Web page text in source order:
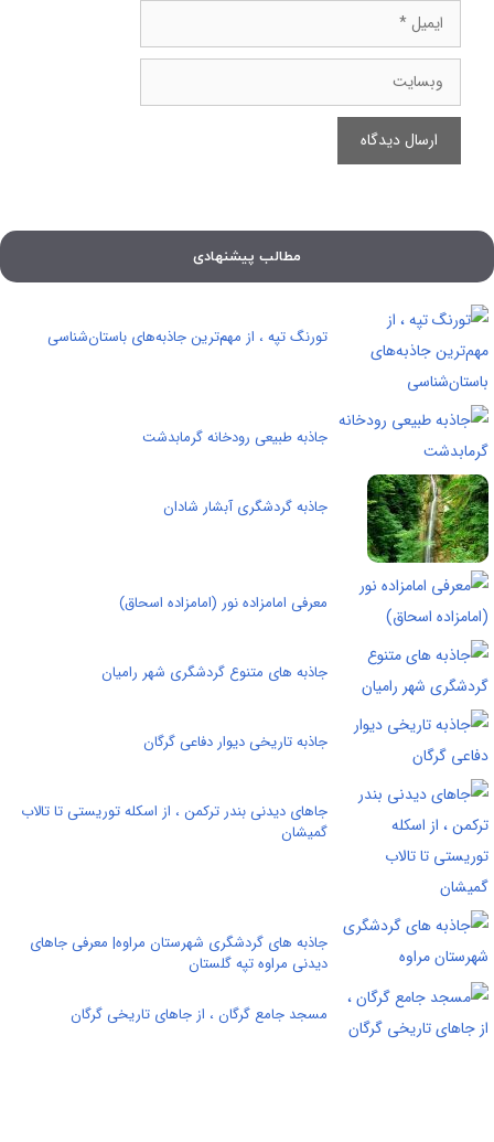
ایمیل
وبسایت
مطالب پیشنهادی
تورنگ تپه ، از مهم‌ترین جاذبه‌های باستان‌شناسی
جاذبه طبیعی رودخانه گرمابدشت
جاذبه گردشگری آبشار شادان
معرفی امامزاده نور (امامزاده اسحاق)
جاذبه های متنوع گردشگری شهر رامیان
جاذبه تاریخی دیوار دفاعی گرگان
جاهای دیدنی بندر ترکمن ، از اسکله توریستی تا تالاب
گمیشان
جاذبه های گردشگری شهرستان مراوه| معرفی جاهای
دیدنی مراوه تپه گلستان
مسجد جامع گرگان ، از جاهای تاریخی گرگان